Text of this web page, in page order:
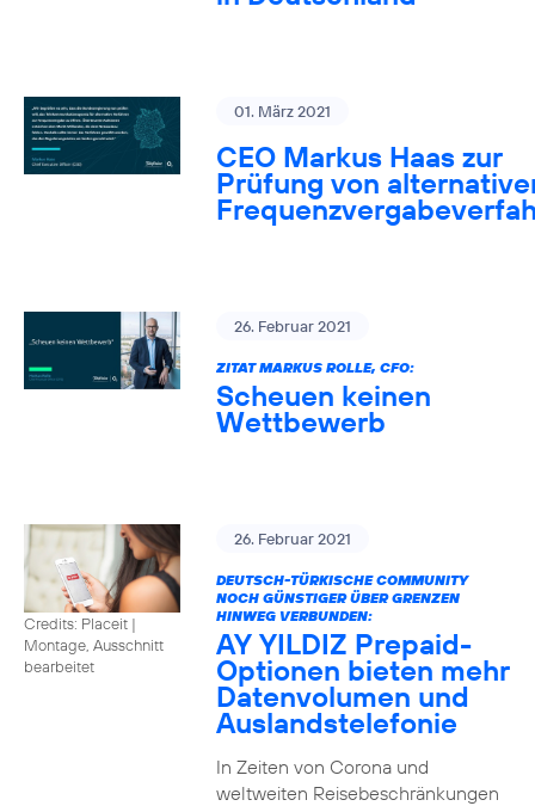
01. März 2021
CEO Markus Haas zur
Prüfung von
26. Februar 2021
ZITAT MARKUS ROLLE, CFO:
Scheuen keinen
Wettbewerb
Credits: Placeit |
Montage, Ausschnitt
bearbeitet
26. Februar 2021
DEUTSCH-TÜRKISCHE COMMUNITY
NOCH GÜNSTIGER ÜBER GRENZEN
HINWEG VERBUNDEN:
AY YILDIZ Prepaid-
Optionen bieten mehr
Datenvolumen und
Auslandstelefonie
In Zeiten von Corona und
weltweiten Reisebeschränkungen